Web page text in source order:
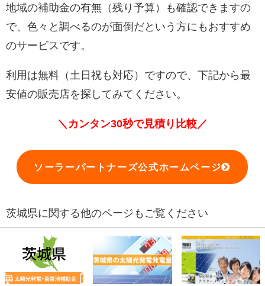
地域の補助金の有無（残り予算）も確認できますの
で、色々と調べるのが面倒だという方にもおすすめ
のサービスです。
利用は無料（土日祝も対応）ですので、下記から最
安値の販売店を探してみてください。
＼カンタン30秒で見積り比較／
ソーラーパートナーズ公式ホームページ
茨城県に関する他のページもご覧ください